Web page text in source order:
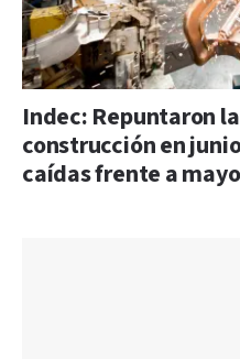
Indec: Repuntaron
construcción en
caídas frente a mayo